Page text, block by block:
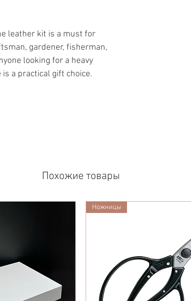
leather kit is a must for
gardener, fisherman,
looking for a heavy
a practical gift choice.
Похожие товары
Ножницы